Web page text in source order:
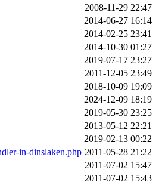
2008-11-29 22:47
2014-06-27 16:14
2014-02-25 23:41
2014-10-30 01:27
2019-07-17 23:27
2011-12-05 23:49
2018-10-09 19:09
2024-12-09 18:19
2019-05-30 23:25
2013-05-12 22:21
2019-02-13 00:22
in-dinslaken.php 2011-05-28 21:22
2011-07-02 15:47
2011-07-02 15:43